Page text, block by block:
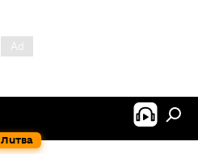
Литва